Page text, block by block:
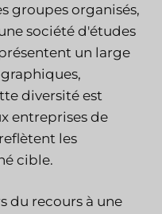
groupes organisés,
société d'études
un large
diversité est
entreprises de
les
cible.
du recours à une